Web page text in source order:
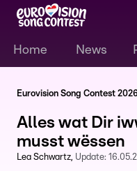
Home News
Eurovision Song Contest
Alles wat Dir
musst wëssen
Lea Schwartz Update: